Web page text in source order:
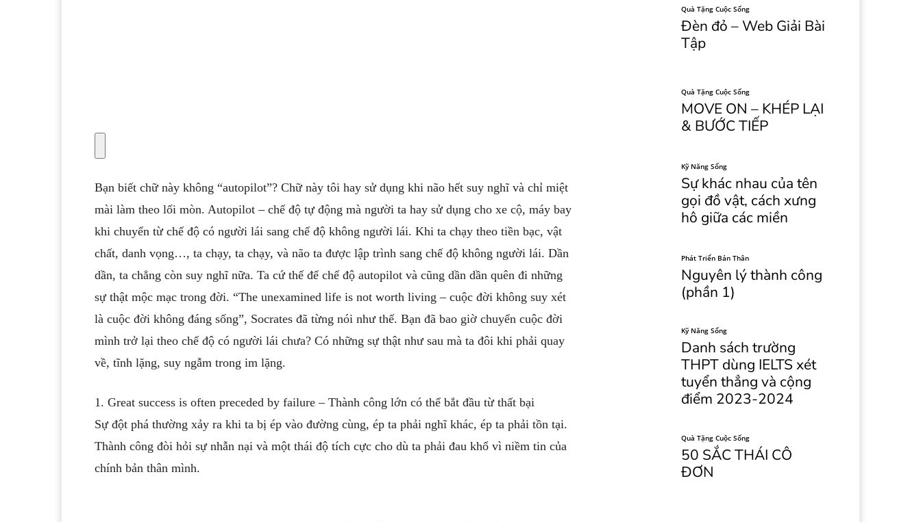
Bạn biết chữ này không “autopilot”? Chữ này tôi hay sử dụng khi não hết suy nghĩ và chỉ miệt
mài làm theo lối mòn. Autopilot – chế độ tự động mà người ta hay sử dụng cho xe cộ, máy bay
khi chuyển từ chế độ có người lái sang chế độ không người lái. Khi ta chạy theo tiền bạc, vật
chất, danh vọng…, ta chạy, ta chạy, và não ta được lập trình sang chế độ không người lái. Dần
dần, ta chẳng còn suy nghĩ nữa. Ta cứ thế để chế độ autopilot và cũng dần dần quên đi những
sự thật mộc mạc trong đời. “The unexamined life is not worth living – cuộc đời không suy xét
là cuộc đời không đáng sống”, Socrates đã từng nói như thế. Bạn đã bao giờ chuyển cuộc đời
mình trở lại theo chế độ có người lái chưa? Có những sự thật như sau mà ta đôi khi phải quay
về, tĩnh lặng, suy ngẫm trong im lặng.
1. Great success is often preceded by failure – Thành công lớn có thể bắt đầu từ thất bại
Sự đột phá thường xảy ra khi ta bị ép vào đường cùng, ép ta phải nghĩ khác, ép ta phải tồn tại.
Thành công đòi hỏi sự nhẫn nại và một thái độ tích cực cho dù ta phải đau khổ vì niềm tin của
chính bản thân mình.
Quà Tặng Cuộc Sống
Đèn đỏ – Web Giải Bài
Tập
Quà Tặng Cuộc Sống
MOVE ON – KHÉP LẠI
& BƯỚC TIẾP
Kỹ Năng Sống
Sự khác nhau của tên
gọi đồ vật, cách xưng
hô giữa các miền
Phát Triển Bản Thân
Nguyên lý thành công
(phần 1)
Kỹ Năng Sống
Danh sách trường
THPT dùng IELTS xét
tuyển thẳng và cộng
điểm 2023-2024
Quà Tặng Cuộc Sống
50 SẮC THÁI CÔ
ĐƠN